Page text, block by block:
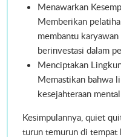
Menawarkan
Memberikan
membantu
berinvestasi dalam
Menciptakan
Memastikan bahwa
kesejahteraan
Kesimpulannya, quiet
turun temurun di tempat